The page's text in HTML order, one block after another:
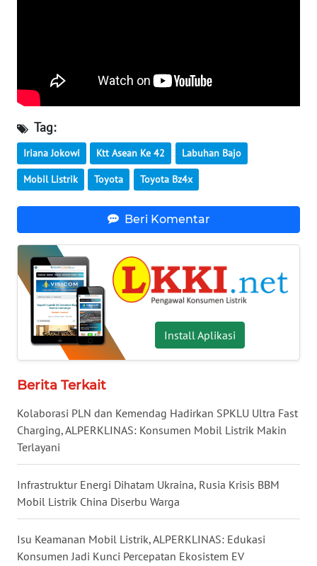
Tag:
Iriana Jokowi Ktt Asean Ke 42 Labuhan Bajo
Mobil Listrik Toyota Toyota Bz4x
Beri Komentar
Install Aplikasi
Berita Terkait
Kolaborasi PLN dan Kemendag Hadirkan SPKLU Ultra Fast
Charging, ALPERKLINAS: Konsumen Mobil Listrik Makin
Terlayani
Infrastruktur Energi Dihatam Ukraina, Rusia Krisis BBM
Mobil Listrik China Diserbu Warga
Isu Keamanan Mobil Listrik, ALPERKLINAS: Edukasi
Konsumen Jadi Kunci Percepatan Ekosistem EV
WN
LAMPUNG
WN
WN
NUSANTARA
JOGJA
WN
JATIM
WN
BALI
WN
KALBAR
WN
KALTENG